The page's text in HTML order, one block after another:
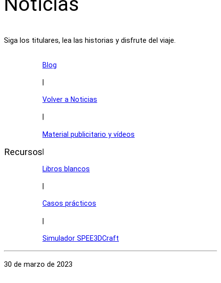
Siga los titulares, lea las historias y disfrute del viaje.
Recursos
Blog
Volver a Noticias
Material publicitario y vídeos
Libros blancos
Casos prácticos
|
Simulador SPEE3DCraft
30 de marzo de 2023